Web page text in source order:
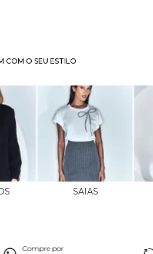
COM O SEU ESTILO
SAIAS
Compre por